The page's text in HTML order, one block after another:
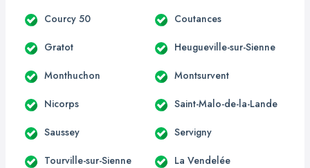
Courcy 50 Coutances
Gratot Heugueville-sur-Sienne
Monthuchon Montsurvent
Nicorps Saint-Malo-de-la-Lande
Saussey Servigny
Tourville-sur-Sienne La Vendelée